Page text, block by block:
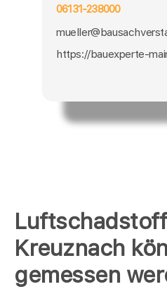
Kreuznach
gemessen
06131-238000
https://bauexperte-